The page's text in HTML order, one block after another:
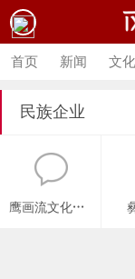
首页 新闻 文化
民族企业
鹰画流文化传播